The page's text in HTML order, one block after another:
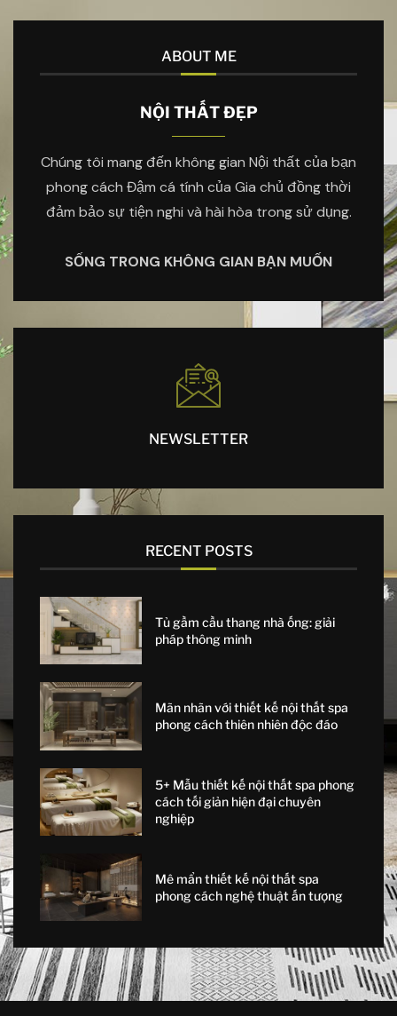
ABOUT ME
NỘI THẤT ĐẸP
Chúng tôi mang đến không gian Nội thất của bạn
phong cách Đậm cá tính của Gia chủ đồng thời
đảm bảo sự tiện nghi và hài hòa trong sử dụng.
SỐNG TRONG KHÔNG GIAN BẠN MUỐN
NEWSLETTER
RECENT POSTS
Tủ gầm cầu thang nhà ống: giải
pháp thông minh
Mãn nhãn với thiết kế nội thất spa
phong cách thiên nhiên độc đáo
5+ Mẫu thiết kế nội thất spa phong
cách tối giản hiện đại chuyên
nghiệp
Mê mẩn thiết kế nội thất spa
phong cách nghệ thuật ấn tượng